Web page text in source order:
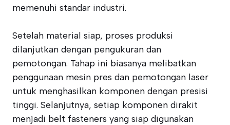
memenuhi standar industri.
Setelah material siap, proses produksi
dilanjutkan dengan pengukuran dan
pemotongan. Tahap ini biasanya melibatkan
penggunaan mesin pres dan pemotongan laser
untuk menghasilkan komponen dengan presisi
tinggi. Selanjutnya, setiap komponen dirakit
menjadi belt fasteners yang siap digunakan